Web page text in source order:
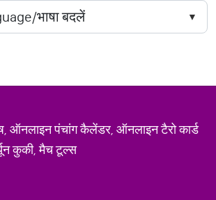
ऑनलाइन पंचांग कैलेंडर, ऑनलाइन टैरो कार्ड
कुकी, मैच टूल्स